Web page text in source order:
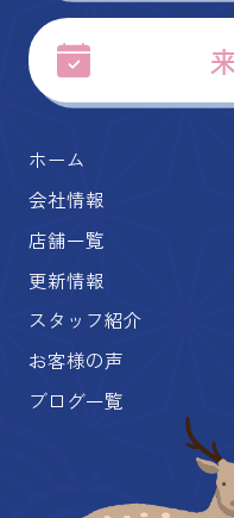
ホーム
会社情報
店舗一覧
更新情報
スタッフ紹介
お客様の声
ブログ一覧